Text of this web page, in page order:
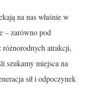
na nas właśnie w
– zarówno pod
atrakcji,
szukamy miejsca na
sił i odpoczynek